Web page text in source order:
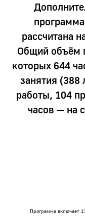
рассчитана
Общий объём
которых 644
занятия (388
работы, 104
часов — на
Программа включает